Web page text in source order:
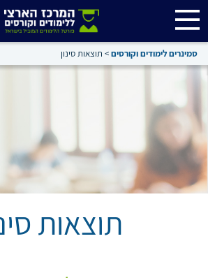
סמינרים לימודים וקורסים> תוצאות סינון
תוצאות